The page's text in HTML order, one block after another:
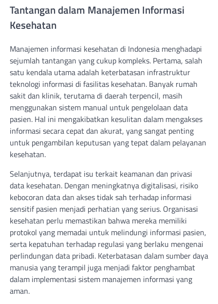
Tantangan dalam Manajemen Informasi
Kesehatan
Manajemen informasi kesehatan di Indonesia menghadapi
sejumlah tantangan yang cukup kompleks. Pertama, salah
satu kendala utama adalah keterbatasan infrastruktur
teknologi informasi di fasilitas kesehatan. Banyak rumah
sakit dan klinik, terutama di daerah terpencil, masih
menggunakan sistem manual untuk pengelolaan data
pasien. Hal ini mengakibatkan kesulitan dalam mengakses
informasi secara cepat dan akurat, yang sangat penting
untuk pengambilan keputusan yang tepat dalam pelayanan
kesehatan.
Selanjutnya, terdapat isu terkait keamanan dan privasi
data kesehatan. Dengan meningkatnya digitalisasi, risiko
kebocoran data dan akses tidak sah terhadap informasi
sensitif pasien menjadi perhatian yang serius. Organisasi
kesehatan perlu memastikan bahwa mereka memiliki
protokol yang memadai untuk melindungi informasi pasien,
serta kepatuhan terhadap regulasi yang berlaku mengenai
perlindungan data pribadi. Keterbatasan dalam sumber daya
manusia yang terampil juga menjadi faktor penghambat
dalam implementasi sistem manajemen informasi yang
aman.